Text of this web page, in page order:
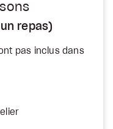
repas)
pas inclus dans